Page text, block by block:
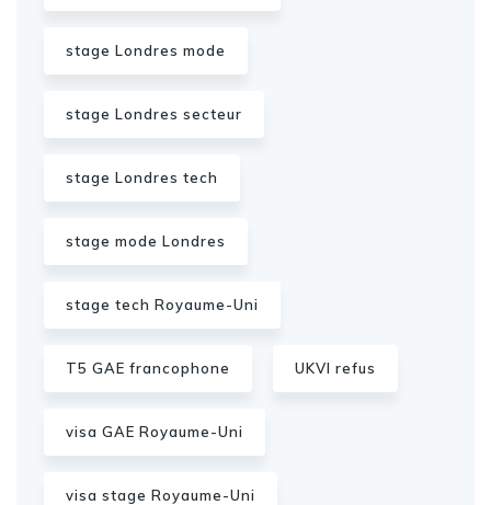
stage Londres mode
stage Londres secteur
stage Londres tech
stage mode Londres
stage tech Royaume-Uni
T5 GAE francophone UKVI refus
visa GAE Royaume-Uni
visa stage Royaume-Uni